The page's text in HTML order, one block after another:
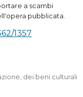
a scambi
pubblicata.
1357
dei beni culturali